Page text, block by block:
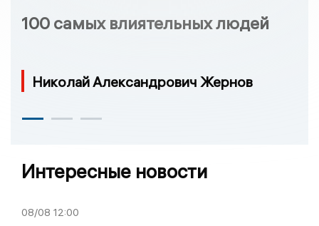
100 самых влиятельных людей
Николай Александрович Жернов
Интересные новости
08/08 12:00